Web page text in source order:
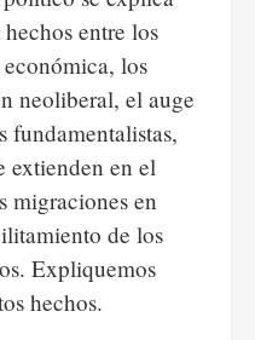
entre los
económica, los
neoliberal, el auge
fundamentalistas,
extienden en el
migraciones en
de los
Expliquemos
hechos.